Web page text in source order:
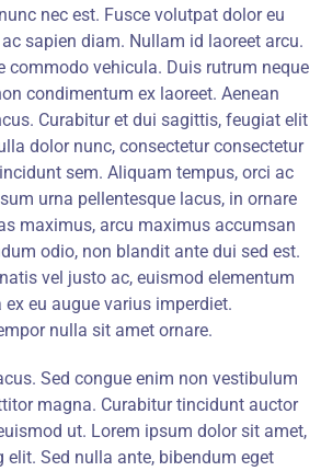
nec est. Fusce volutpat dolor eu
sapien diam. Nullam id laoreet arcu.
commodo vehicula. Duis rutrum neque
condimentum ex laoreet. Aenean
Curabitur et dui sagittis, feugiat elit
dolor nunc, consectetur consectetur
sem. Aliquam tempus, orci ac
urna pellentesque lacus, in ornare
maximus, arcu maximus accumsan
odio, non blandit ante dui sed est.
vel justo ac, euismod elementum
eu augue varius imperdiet.
nulla sit amet ornare.
Sed congue enim non vestibulum
magna. Curabitur tincidunt auctor
ut. Lorem ipsum dolor sit amet,
Sed nulla ante, bibendum eget